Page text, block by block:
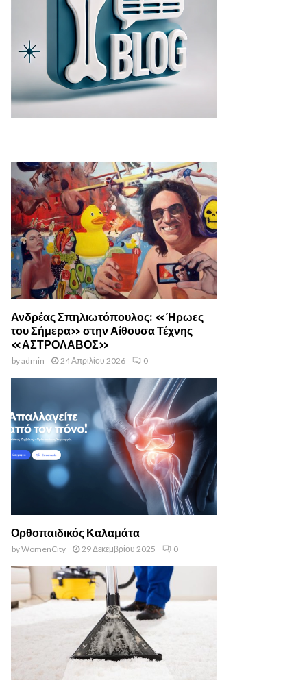
Ανδρέας Σπηλιωτόπουλος: «Ήρωες
του Σήμερα» στην Αίθουσα Τέχνης
«ΑΣΤΡΟΛΑΒΟΣ»
byadmin 24 Απριλίου 2026 0
Ορθοπαιδικός Καλαμάτα
byWomenCity 29 Δεκεμβρίου 2025 0